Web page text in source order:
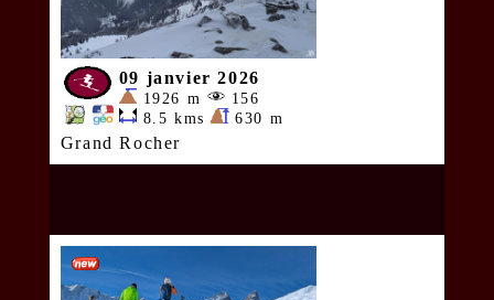
09 janvier 2026
1926 m
156
8.5 kms
630 m
Grand Rocher